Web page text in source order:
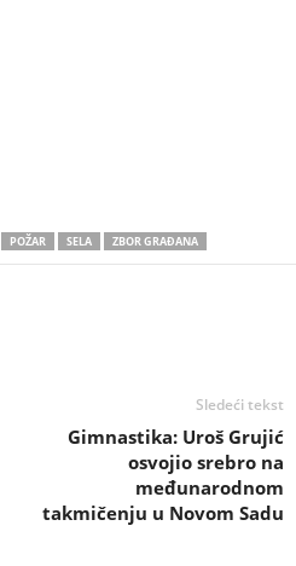
POŽAR SELA ZBOR GRAĐANA
Sledeći tekst
Gimnastika: Uroš Grujić
osvojio srebro na
međunarodnom
takmičenju u Novom Sadu